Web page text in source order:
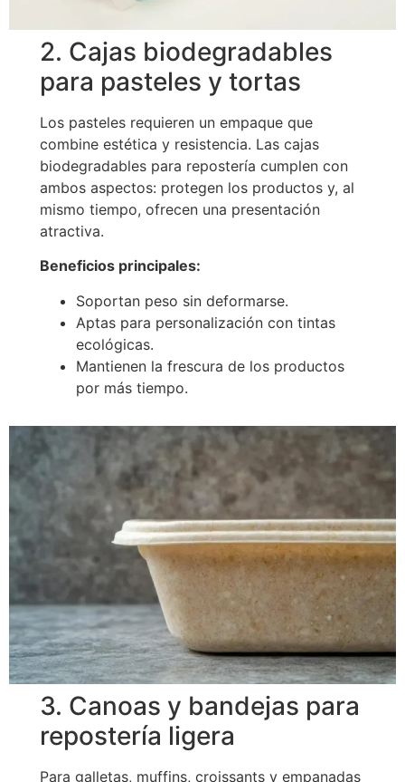
2. Cajas biodegradables
para pasteles y tortas
Los pasteles requieren un empaque que
combine estética y resistencia. Las cajas
biodegradables para repostería cumplen con
ambos aspectos: protegen los productos y, al
mismo tiempo, ofrecen una presentación
atractiva.
Beneficios principales:
Soportan peso sin deformarse.
Aptas para personalización con tintas
ecológicas.
Mantienen la frescura de los productos
por más tiempo.
3. Canoas y bandejas para
repostería ligera
Para galletas, muffins, croissants y empanadas